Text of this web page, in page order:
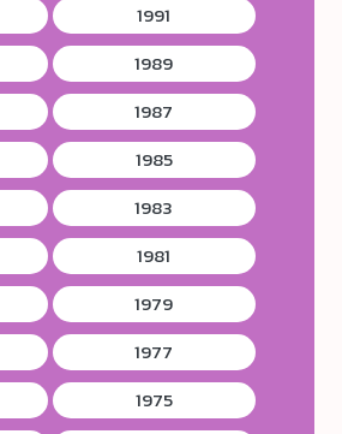
1991
1989
1987
1985
1983
1981
1979
1977
1975